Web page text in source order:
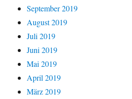
September 2019
August 2019
Juli 2019
Juni 2019
Mai 2019
April 2019
März 2019